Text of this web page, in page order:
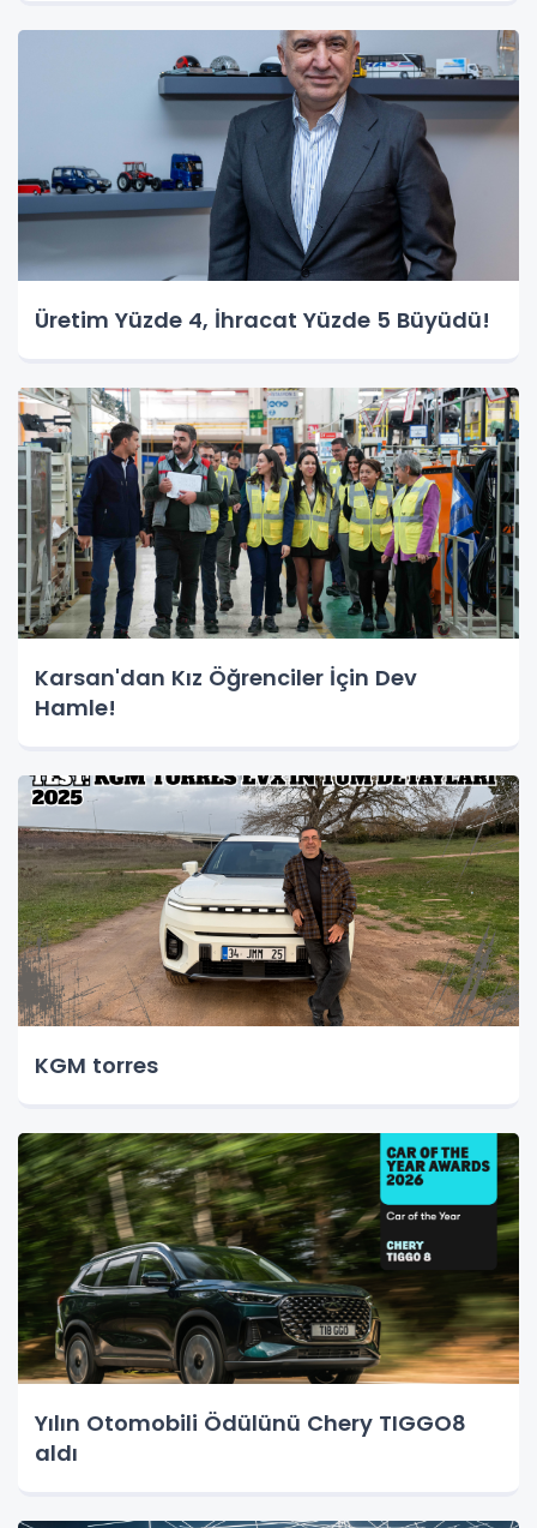
Karsan'dan Kız Öğrenciler İçin Dev
Hamle!
KGM torres
Yılın Otomobili Ödülünü Chery TIGGO8
aldı